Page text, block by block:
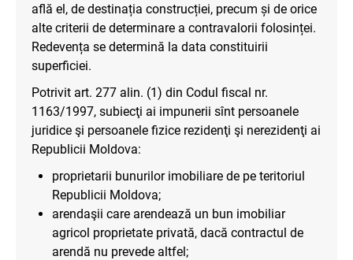
află el, de destinația construcției, precum și de orice
alte criterii de determinare a contravalorii folosinței.
Redevența se determină la data constituirii
superficiei.
Potrivit art. 277 alin. (1) din Codul fiscal nr.
1163/1997, subiecţi ai impunerii sînt persoanele
juridice şi persoanele fizice rezidenţi şi nerezidenţi ai
Republicii Moldova:
proprietarii bunurilor imobiliare de pe teritoriul
Republicii Moldova;
arendaşii care arendează un bun imobiliar
agricol proprietate privată, dacă contractul de
arendă nu prevede altfel;